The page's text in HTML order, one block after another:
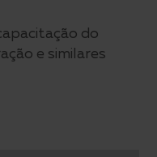
do
e similares